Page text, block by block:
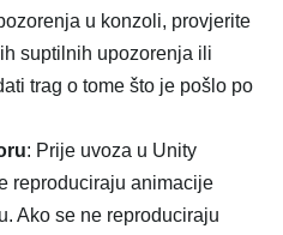
u konzoli, provjerite
suptilnih upozorenja ili
trag o tome što je pošlo po
: Prije uvoza u Unity
reproduciraju animacije
Ako se ne reproduciraju